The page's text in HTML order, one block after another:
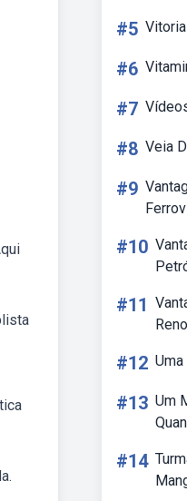
#5
#6
#7
#8 Veia
#9
#10
#11
#12
#13 Um
#14